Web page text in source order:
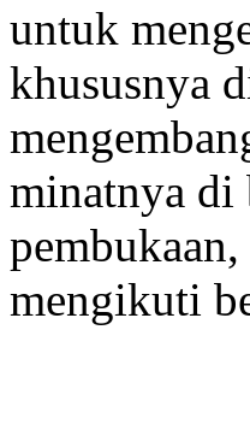
untuk
khususnya
minatnya di
mengikuti